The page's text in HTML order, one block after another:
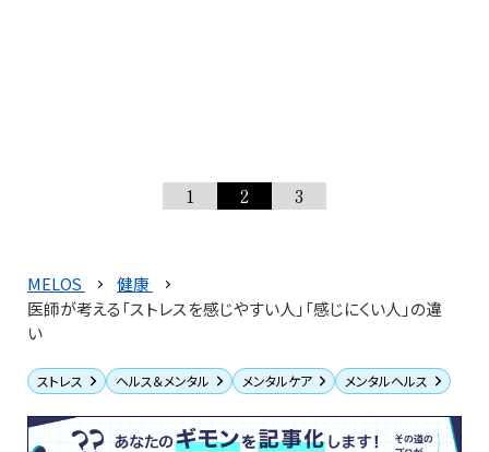
1 2 3
MELOS
健康
医師が考える「ストレスを感じやすい人」「感じにくい人」の違
い
ストレス ヘルス＆メンタル メンタルケア メンタルヘルス